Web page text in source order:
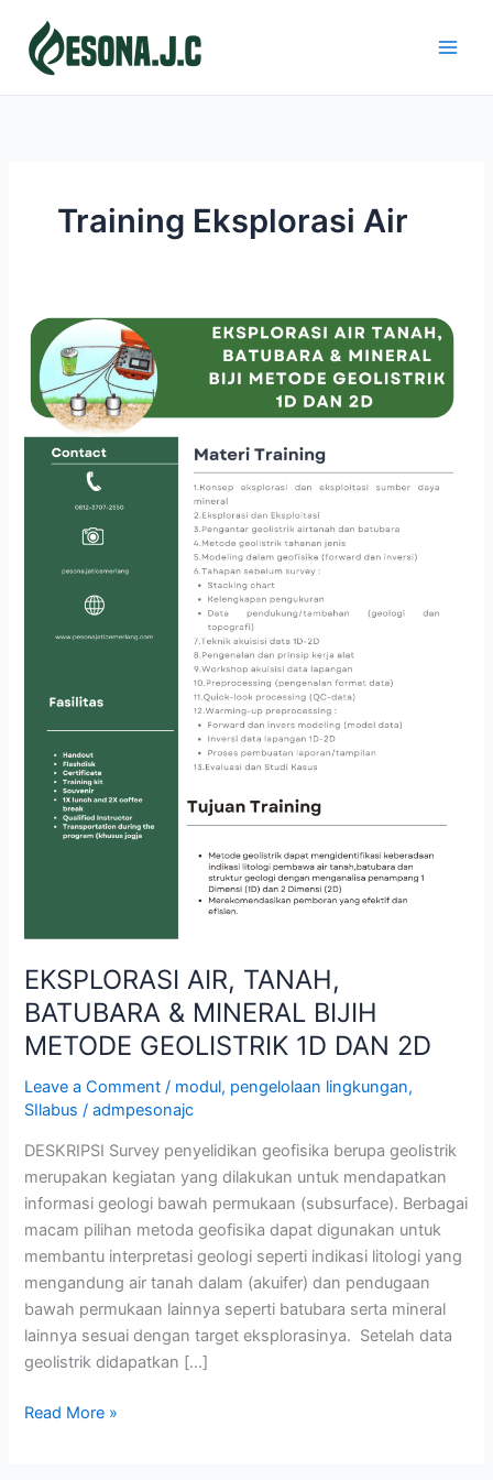
content
Training Eksplorasi Air
EKSPLORASI AIR, TANAH,
BATUBARA & MINERAL BIJIH
METODE GEOLISTRIK 1D DAN 2D
Leave a Comment / modul, pengelolaan lingkungan,
SIlabus /admpesonajc
DESKRIPSI Survey penyelidikan geofisika berupa geolistrik
merupakan kegiatan yang dilakukan untuk mendapatkan
informasi geologi bawah permukaan (subsurface). Berbagai
macam pilihan metoda geofisika dapat digunakan untuk
membantu interpretasi geologi seperti indikasi litologi yang
mengandung air tanah dalam (akuifer) dan pendugaan
bawah permukaan lainnya seperti batubara serta mineral
lainnya sesuai dengan target eksplorasinya. Setelah data
geolistrik didapatkan […]
EKSPLORASI
AIR,
TANAH,
BATUBARA
MINERAL
METODE
GEOLISTRIK
Read More »